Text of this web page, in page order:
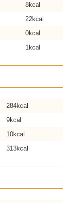
8kcal
22kcal
0kcal
1kcal
284kcal
9kcal
10kcal
313kcal